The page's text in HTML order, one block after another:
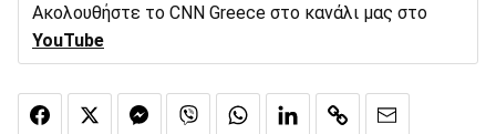
Ακολουθήστε το CNN Greece στο κανάλι μας στο
YouTube